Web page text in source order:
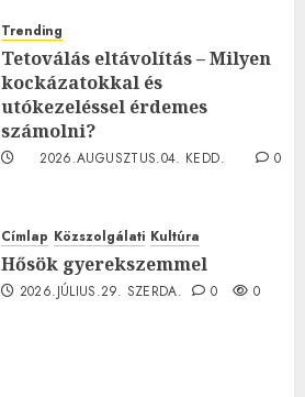
Trending
Tetoválás eltávolítás – Milyen
kockázatokkal és
utókezeléssel érdemes
számolni?
2026.AUGUSZTUS.04. KEDD.
0
Címlap Közszolgálati Kultúra
Hősök gyerekszemmel
2026.JÚLIUS.29. SZERDA. 0 0